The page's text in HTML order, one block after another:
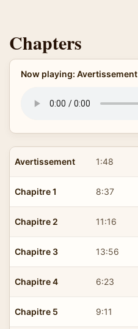
Chapters
Now playing: Avertissement
Avertissement 1:48
Chapitre 1 8:37
Chapitre 2 11:16
Chapitre 3 13:56
Chapitre 4 6:23
Chapitre 5 9:11